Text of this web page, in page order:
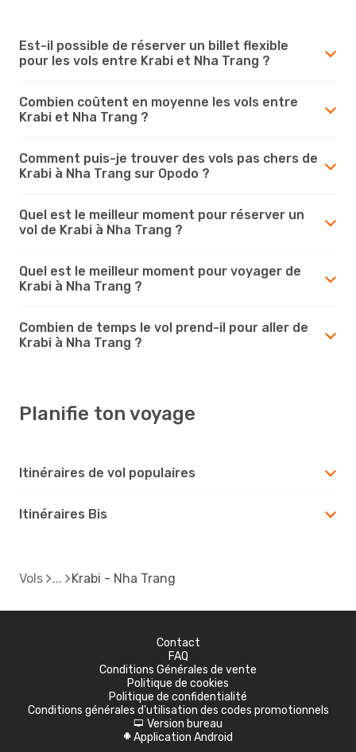
Est-il possible de réserver un billet flexible
pour les vols entre Krabi et Nha Trang ?
Combien coûtent en moyenne les vols entre
Krabi et Nha Trang ?
Comment puis-je trouver des vols pas chers de
Krabi à Nha Trang sur Opodo ?
Quel est le meilleur moment pour réserver un
vol de Krabi à Nha Trang ?
Quel est le meilleur moment pour voyager de
Krabi à Nha Trang ?
Combien de temps le vol prend-il pour aller de
Krabi à Nha Trang ?
Planifie ton voyage
Itinéraires de vol populaires
Itinéraires Bis
Vols Krabi - Nha Trang
Contact
FAQ
Conditions Générales de vente
Politique de cookies
Politique de confidentialité
Conditions générales d'utilisation des codes promotionnels
d Version bureau
A Application Android